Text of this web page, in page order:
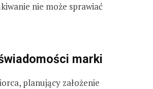
nie może sprawiać
marki
planujący założenie